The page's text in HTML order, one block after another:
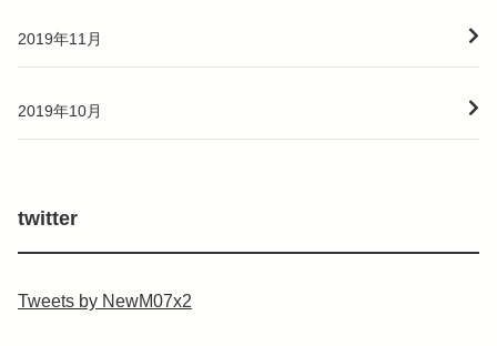
2019年11月
2019年10月
twitter
Tweets by NewM07x2